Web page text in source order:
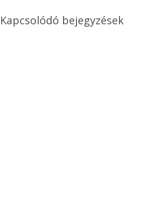
Kapcsolódó bejegyzések